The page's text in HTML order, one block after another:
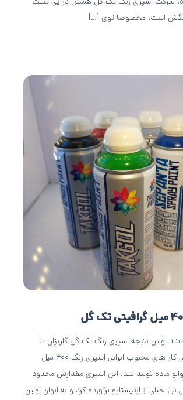
رنگش است، مخصوصا توی […]
اولین نتیجه اسپری رنگ تک گل گلریزان با
هنرمندان و گرافیتی کار های محبوب ایرانی اسپری رنگ ۴۰۰ میل
والو ماده تولید شد. این اسپری مقدارش محدود
خیلی از ارتیستارو برآورده کرد و به انوان اولین